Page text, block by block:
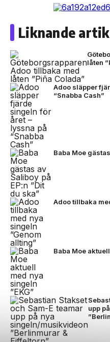
Liknande
låten
Adoo släpper
“Snabba Cash”
Baba Moe
Adoo tillbaka
Baba Moe
upp